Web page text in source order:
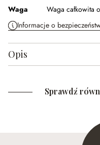
Waga
Waga całkowita
Informacje o
Opis
Sprawdź